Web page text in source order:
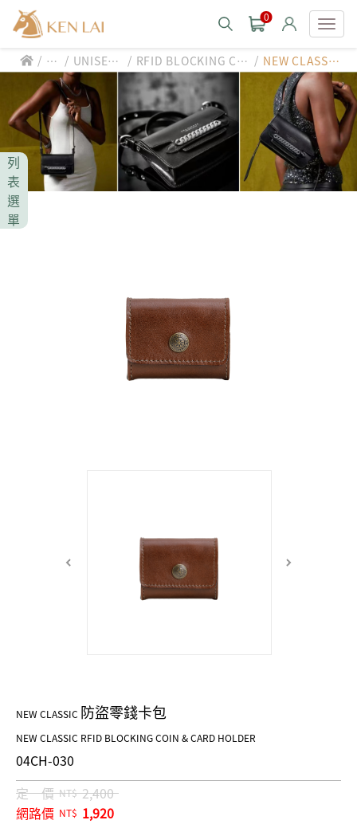
0
款式分類 style
男士包款 MEN'S BAG
男士夾款 MEN'S WALLET
男士皮帶 MEN'S BELT
皮革保養 LEATHER CARE
CHIARUGI
男士包款 MEN'S BAG
男士夾款 MEN'S WALLET
男士皮帶 MEN'S BELT
中性商品 UNISEX BAG/SLG
CUMAR
女士包款 LADIES' BAG
女士夾款 LADIES' WALLET
中性商品 UNISEX BAG/SLG
Roberta di Camerino
男士皮帶 MEN'S BELT
女士包款 LADIES' BAG
女士夾款 LADIES' WALLET
男士包款 MEN'S BAG
男士夾款 MEN'S WALLET
男士皮帶 MEN'S BELT
女士包款 LADIES' BAG
珍藏 THE BRIDGE (TB SPECIAL)
男士包款 MEN'S BAG
/ st
yl
e
/ UNISEX
BAG/SL
G
/ RFID BLOCKING COI
N & CARD HOLDER
/ NEW CLASSI
C/防盜零錢卡
包
列
表
選
單
NEW CLASSIC 防盜零錢卡包
NEW CLASSIC RFID BLOCKING COIN & CARD HOLDER
04CH-030
定 價 NT$ 2,400
網路價 NT$ 1,920